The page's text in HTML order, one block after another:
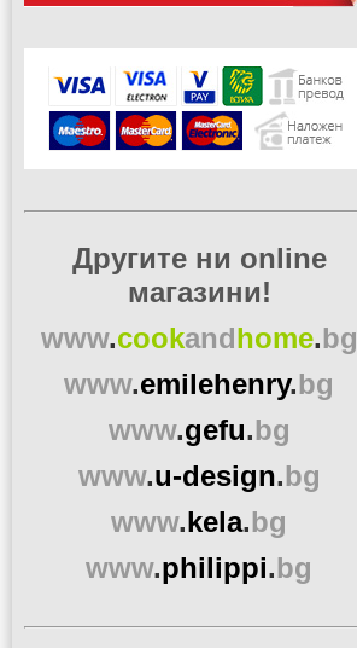
Другите ни online
магазини!
www.cookandhome.bg
www.emilehenry.bg
www.gefu.bg
www.u-design.bg
www.kela.bg
www.philippi.bg